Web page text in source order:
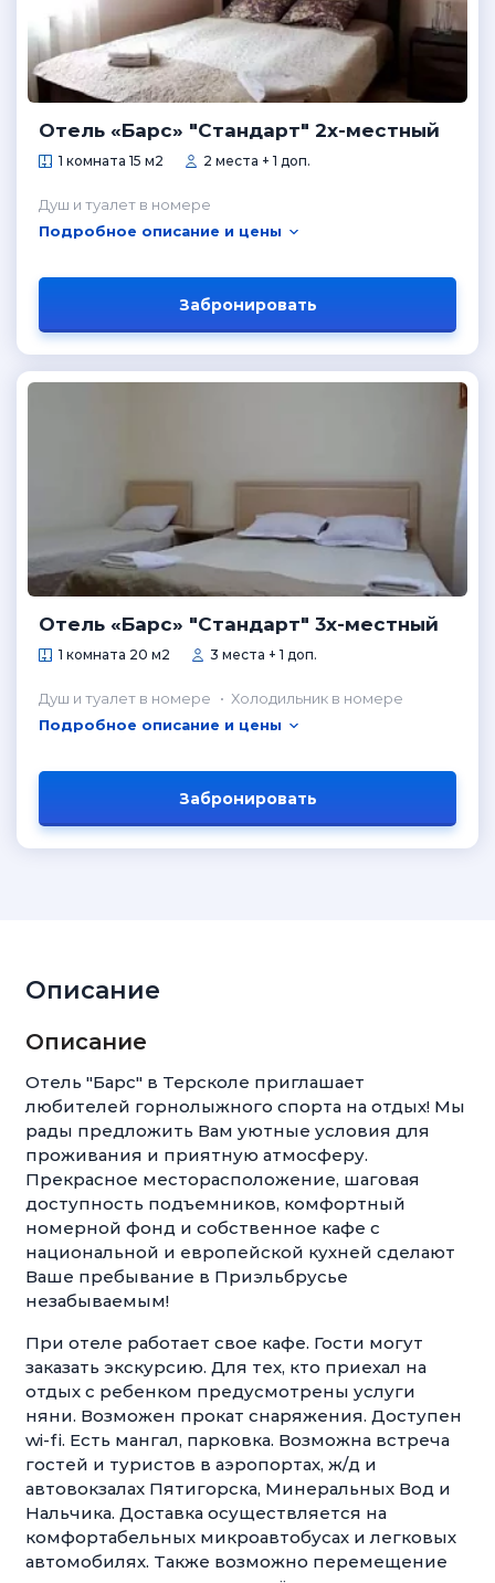
Отель «Барс» "Стандарт" 2х-местный
1 комната 15 м2 2 места + 1 доп.
Душ и туалет в номере
Подробное описание и цены
Забронировать
Отель «Барс» "Стандарт" 3х-местный
1 комната 20 м2 3 места + 1 доп.
Душ и туалет в номере
Холодильник в номере
Подробное описание и цены
Забронировать
Описание
Описание
Отель "Барс" в Терсколе приглашает
любителей горнолыжного спорта на отдых! Мы
рады предложить Вам уютные условия для
проживания и приятную атмосферу.
Прекрасное месторасположение, шаговая
доступность подъемников, комфортный
номерной фонд и собственное кафе с
национальной и европейской кухней сделают
Ваше пребывание в Приэльбрусье
незабываемым!
При отеле работает свое кафе. Гости могут
заказать экскурсию. Для тех, кто приехал на
отдых с ребенком предусмотрены услуги
няни. Возможен прокат снаряжения. Доступен
wi-fi. Есть мангал, парковка. Возможна встреча
гостей и туристов в аэропортах, ж/д и
автовокзалах Пятигорска, Минеральных Вод и
Нальчика. Доставка осуществляется на
комфортабельных микроавтобусах и легковых
автомобилях. Также возможно перемещение